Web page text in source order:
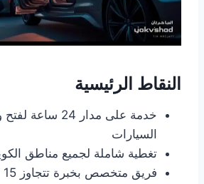
النقاط الرئيسية
خدمة على مدار 24
السيارات
تغطية شاملة لجميع مناطق
فريق متخصص بخبرة تتجاوز 15 عامًا